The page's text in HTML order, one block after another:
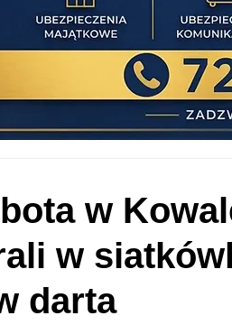
w
w
darta